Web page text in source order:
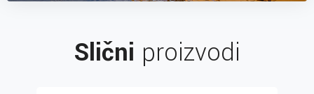
Slični proizvodi